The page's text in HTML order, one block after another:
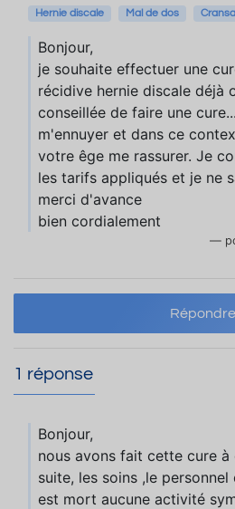
Hernie discale Mal de dos
Bonjour,
je souhaite effectuer une
récidive hernie discale déjà
conseillée de faire une
m'ennuyer et dans ce
votre êge me rassurer. Je
les tarifs appliqués et je ne
merci d'avance
bien cordialement
Répondre
1 réponse
Bonjour,
nous avons fait cette cure à
suite, les soins ,le
est mort aucune activité